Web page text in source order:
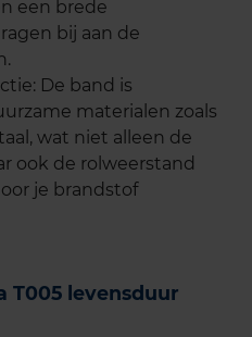
een brede
bij aan de
De band is
materialen zoals
wat niet alleen de
ook de rolweerstand
je brandstof
T005 levensduur